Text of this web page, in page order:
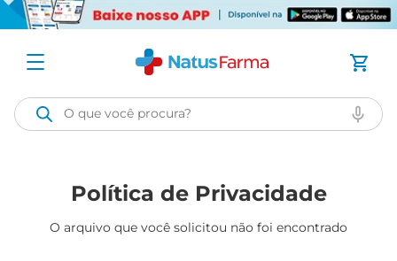
O que você procura?
Política de Privacidade
O arquivo que você solicitou não foi encontrado